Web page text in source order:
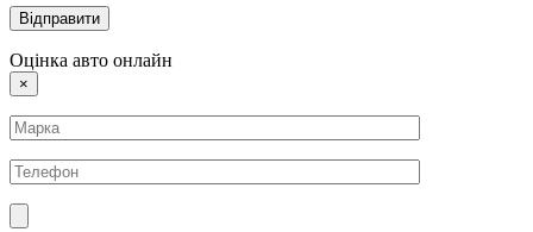
Оцінка авто онлайн
×